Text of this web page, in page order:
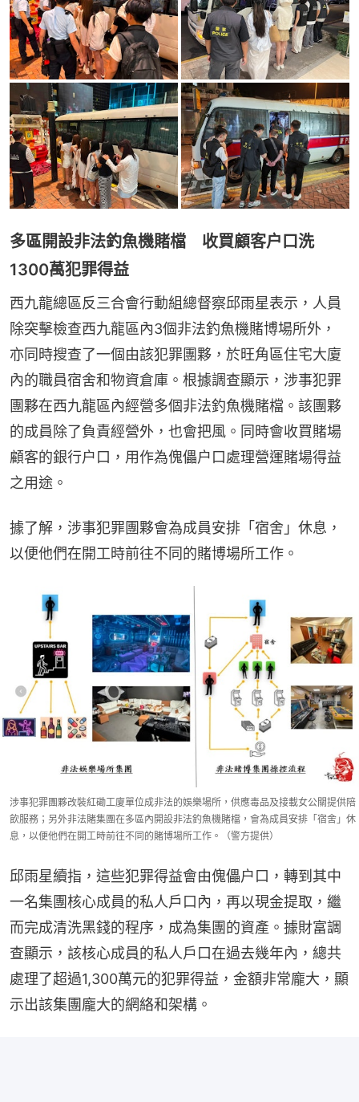
多區開設非法釣魚機賭檔 收買顧客户口洗
1300萬犯罪得益
西九龍總區反三合會行動組總督察邱雨星表示，人員
除突擊檢查西九龍區內3個非法釣魚機賭博場所外，
亦同時搜查了一個由該犯罪團夥，於旺角區住宅大廈
內的職員宿舍和物資倉庫。根據調查顯示，涉事犯罪
團夥在西九龍區內經營多個非法釣魚機賭檔。該團夥
的成員除了負責經營外，也會把風。同時會收買賭場
顧客的銀行户口，用作為傀儡户口處理營運賭場得益
之用途。
據了解，涉事犯罪團夥會為成員安排「宿舍」休息，
以便他們在開工時前往不同的賭博場所工作。
涉事犯罪團夥改裝紅磡工廈單位成非法的娛樂場所，供應毒品及接載女公關提供陪
飲服務；另外非法賭集團在多區內開設非法釣魚機賭檔，會為成員安排「宿舍」休
息，以便他們在開工時前往不同的賭博場所工作。（警方提供）
邱雨星續指，這些犯罪得益會由傀儡户口，轉到其中
一名集團核心成員的私人戶口內，再以現金提取，繼
而完成清洗黑錢的程序，成為集團的資產。據財富調
查顯示，該核心成員的私人戶口在過去幾年內，總共
處理了超過1,300萬元的犯罪得益，金額非常龐大，顯
示出該集團龐大的網絡和架構。